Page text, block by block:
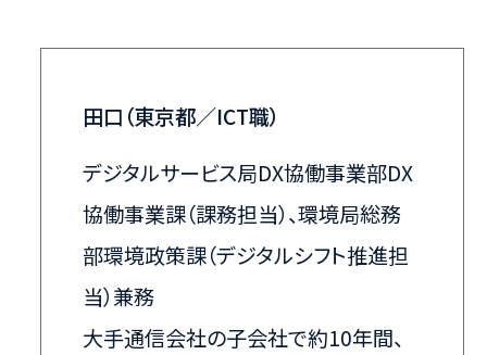
田口（東京都／ICT職）
デジタルサービス局DX協働事業部DX
協働事業課（課務担当）、環境局総務
部環境政策課（デジタルシフト推進担
当）兼務
大手通信会社の子会社で約10年間、